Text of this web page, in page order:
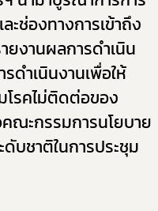
ะช่องทางการเข้าถึง
ยงานผลการดำเนิน
ดำเนินงานเพื่อให้
รคไม่ติดต่อของ
ณะกรรมการนโยบาย
บชาติในการประชุม
ท่านต้องการ Subscribe